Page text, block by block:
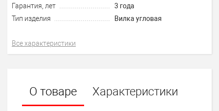
Гарантия, лет
3 года
Тип изделия
Вилка угловая
Все характеристики
О товаре
Характеристики